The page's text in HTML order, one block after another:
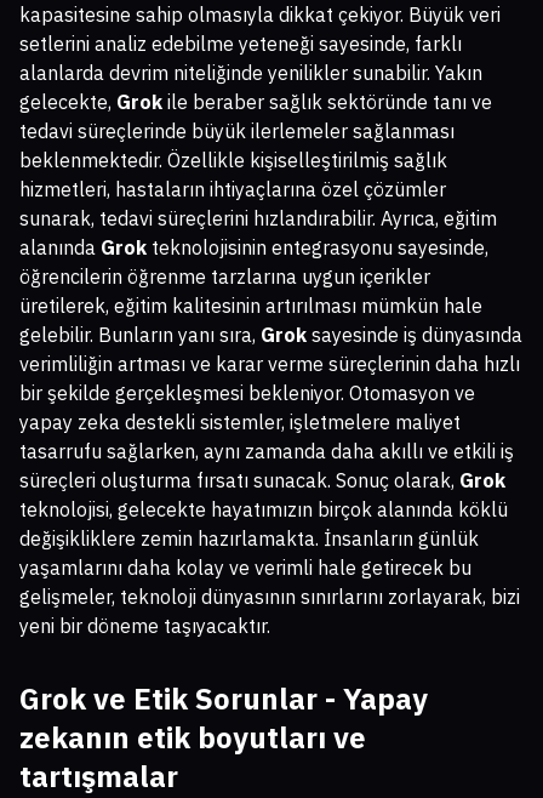
kapasitesine sahip olmasıyla dikkat çekiyor. Büyük veri
setlerini analiz edebilme yeteneği sayesinde, farklı
alanlarda devrim niteliğinde yenilikler sunabilir. Yakın
gelecekte, Grok ile beraber sağlık sektöründe tanı ve
tedavi süreçlerinde büyük ilerlemeler sağlanması
beklenmektedir. Özellikle kişiselleştirilmiş sağlık
hizmetleri, hastaların ihtiyaçlarına özel çözümler
sunarak, tedavi süreçlerini hızlandırabilir. Ayrıca, eğitim
alanında Grok teknolojisinin entegrasyonu sayesinde,
öğrencilerin öğrenme tarzlarına uygun içerikler
üretilerek, eğitim kalitesinin artırılması mümkün hale
gelebilir. Bunların yanı sıra, Grok sayesinde iş dünyasında
verimliliğin artması ve karar verme süreçlerinin daha hızlı
bir şekilde gerçekleşmesi bekleniyor. Otomasyon ve
yapay zeka destekli sistemler, işletmelere maliyet
tasarrufu sağlarken, aynı zamanda daha akıllı ve etkili iş
süreçleri oluşturma fırsatı sunacak. Sonuç olarak, Grok
teknolojisi, gelecekte hayatımızın birçok alanında köklü
değişikliklere zemin hazırlamakta. İnsanların günlük
yaşamlarını daha kolay ve verimli hale getirecek bu
gelişmeler, teknoloji dünyasının sınırlarını zorlayarak, bizi
yeni bir döneme taşıyacaktır.
Grok ve Etik Sorunlar - Yapay
zekanın etik boyutları ve
tartışmalar